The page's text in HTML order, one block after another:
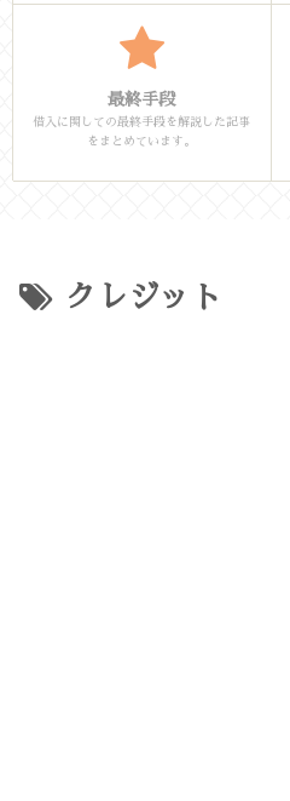
最終手段
借入に関しての最終手段を解説した記事
をまとめています。
クレジット